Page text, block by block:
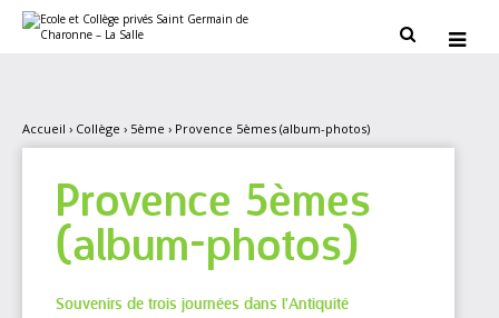
contenu.
personnels
 
Accueil › Collège › 5ème › Provence 5èmes (album-photos)
Provence 5èmes
(album-photos)
Souvenirs de trois journées dans l'Antiquité